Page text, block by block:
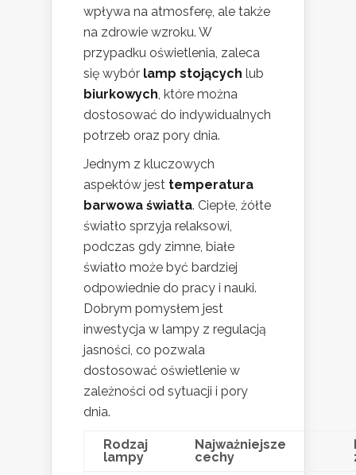
wpływa na atmosferę, ale także
na zdrowie wzroku. W
przypadku oświetlenia, zaleca
się wybór lamp stojących lub
biurkowych, które można
dostosować do indywidualnych
potrzeb oraz pory dnia.
Jednym z kluczowych
aspektów jest temperatura
barwowa światła. Ciepłe, żółte
światło sprzyja relaksowi,
podczas gdy zimne, białe
światło może być bardziej
odpowiednie do pracy i nauki.
Dobrym pomysłem jest
inwestycja w lampy z regulacją
jasności, co pozwala
dostosować oświetlenie w
zależności od sytuacji i pory
dnia.
Rodzaj
lampy
Najważniejsze
cechy